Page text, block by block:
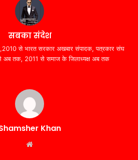
सबका संदेश
से भारत सरकार अखबार संपादक, पत्रकार संघ
अब तक, 2011 से समाज के जिलाध्यक्ष अब तक
Khan